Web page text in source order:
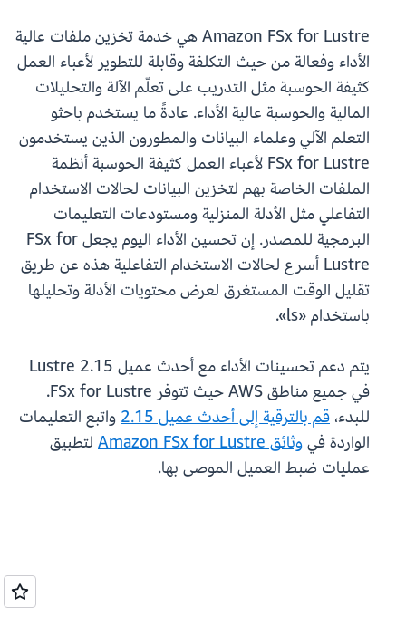
Amazon FSx for Lustre هي خدمة تخزين ملفات عالية
الأداء وفعالة من حيث التكلفة وقابلة للتطوير لأعباء العمل
كثيفة الحوسبة مثل التدريب على تعلّم الآلة والتحليلات
المالية والحوسبة عالية الأداء. عادةً ما يستخدم باحثو
التعلم الآلي وعلماء البيانات والمطورون الذين يستخدمون
FSx for Lustre لأعباء العمل كثيفة الحوسبة أنظمة
الملفات الخاصة بهم لتخزين البيانات لحالات الاستخدام
التفاعلي مثل الأدلة المنزلية ومستودعات التعليمات
البرمجية للمصدر. إن تحسين الأداء اليوم يجعل FSx for
Lustre أسرع لحالات الاستخدام التفاعلية هذه عن طريق
تقليل الوقت المستغرق لعرض محتويات الأدلة وتحليلها
باستخدام «ls».
يتم دعم تحسينات الأداء مع أحدث عميل Lustre 2.15
في جميع مناطق AWS حيث تتوفر FSx for Lustre.
للبدء، قم بالترقية إلى أحدث عميل 2.15
واتبع التعليمات
الواردة فيوثائق Amazon FSx for Lustre
لتطبيق
عمليات ضبط العميل الموصى بها.